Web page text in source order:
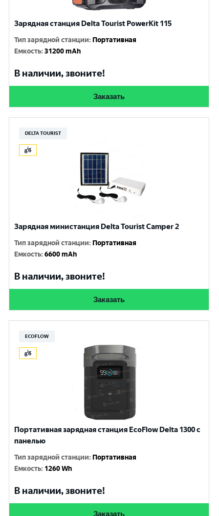
Зарядная станция Delta Tourist PowerKit 115
Тип зарядной станции: Портативная
Емкость:31200 mAh
В наличии, звоните!
Заказать
DELTA TOURIST
Зарядная министанция Delta Tourist Camper 2
Тип зарядной станции: Портативная
Емкость:6600 mAh
В наличии, звоните!
Заказать
ECOFLOW
Портативная зарядная станция EcoFlow Delta 1300 с
панелью
Тип зарядной станции: Портативная
Емкость: 1260 Wh
В наличии, звоните!
Заказать